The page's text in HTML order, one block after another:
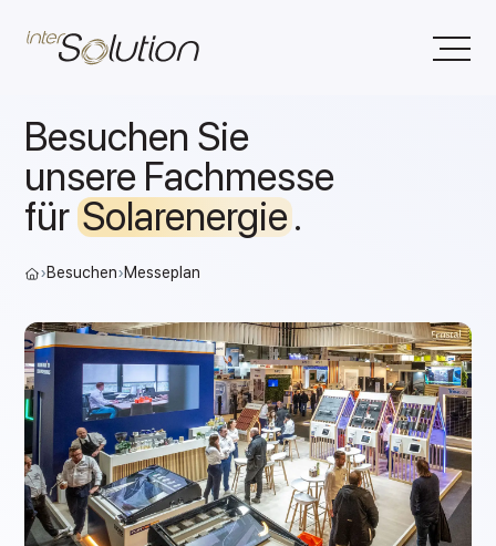
Besuchen Sie
unsere Fachmesse
fürSolarenergie.
›Besuchen›Messeplan